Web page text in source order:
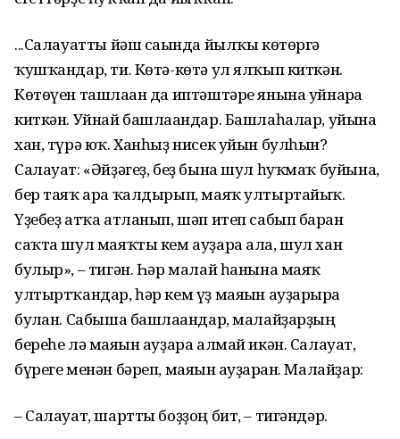
...Салауатты йәш сағында йылҡы көтөргә
ҡушҡандар, ти. Көтә-көтә ул ялҡып киткән.
Көтөүен ташлаған да иптәштәре янына уйнарға
киткән. Уйнай башлағандар. Башлаһалар, уйын­ға
хан, түрә юҡ. Ханһыҙ нисек уйын булһын?
Салауат: «Әйҙә­геҙ, беҙ бына шул һуҡмаҡ буйына,
бер таяҡ ара ҡалдырып, маяҡ ултыртайыҡ.
Үҙебеҙ атҡа атланып, шәп итеп сабып барған
саҡта шул маяҡты кем ауҙара ала, шул хан
булыр», – тигән. Һәр малай һанына маяҡ
ултыртҡандар, һәр кем үҙ маяғын ауҙарырға
булған. Сабыша башлағандар, малайҙарҙың
береһе лә маяғын ауҙара алмай икән. Салауат,
бүреге менән бәреп, маяғын ауҙарған. Малайҙар:
– Салауат, шартты боҙҙоң бит, – тигәндәр.